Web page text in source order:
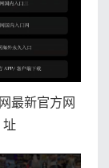
最新官方网
址